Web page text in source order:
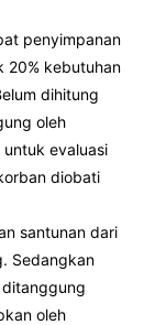
penyimpanan
20% kebutuhan
dihitung
oleh
evaluasi
diobati
santunan dari
Sedangkan
oleh